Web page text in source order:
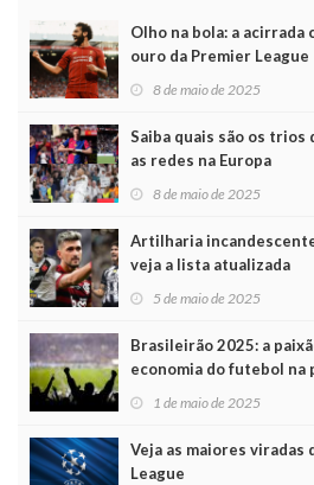
Olho na bola: a
ouro da Premier League
8 de maio de 2025
Saiba quais são os trios
as redes na Europa
8 de maio de 2025
Artilharia
veja a lista atualizada
5 de maio de 2025
Brasileirão 2025: a
economia do futebol na
1 de maio de 2025
Veja as maiores viradas
League